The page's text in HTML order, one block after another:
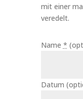
mit einer
veredelt.
Name *
Datum